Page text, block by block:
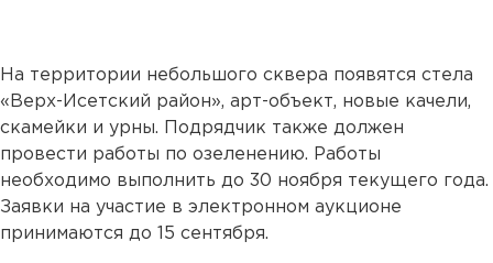
На территории небольшого сквера появятся стела
«Верх-Исетский район», арт-объект, новые качели,
скамейки и урны. Подрядчик также должен
провести работы по озеленению. Работы
необходимо выполнить до 30 ноября текущего года.
Заявки на участие в электронном аукционе
принимаются до 15 сентября.